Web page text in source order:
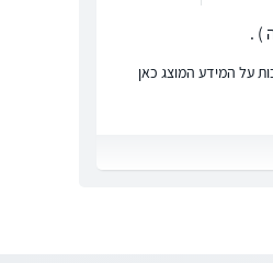
) .
על המידע המוצג כאן